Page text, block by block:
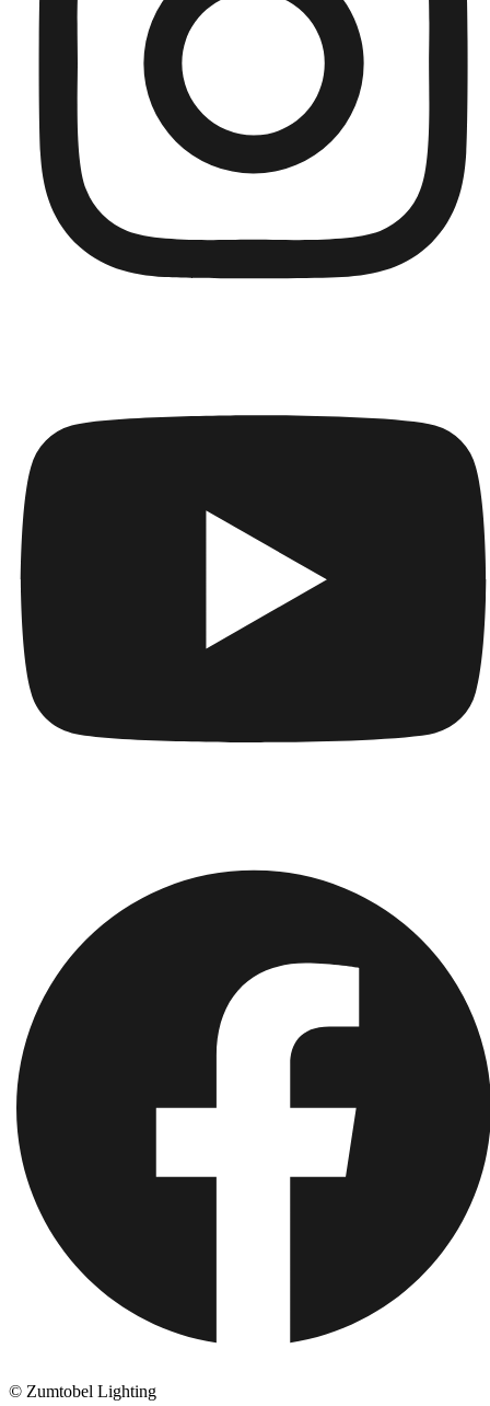
© Zumtobel Lighting